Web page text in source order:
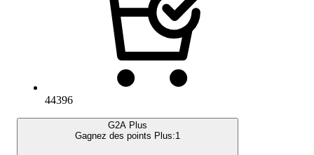
44396
G2A Plus
Gagnez des points Plus:1